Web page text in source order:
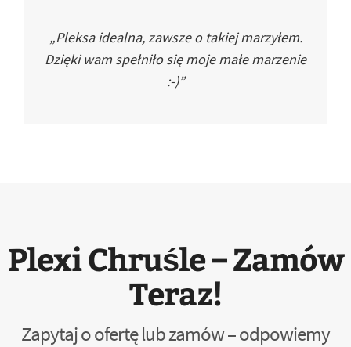
„Pleksa idealna, zawsze o takiej marzyłem.
Dzięki wam spełniło się moje małe marzenie
:-)”
Plexi Chruśle – Zamów
Teraz!
Zapytaj o ofertę lub zamów – odpowiemy